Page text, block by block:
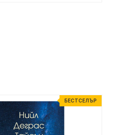
БЕСТСЕЛЪР